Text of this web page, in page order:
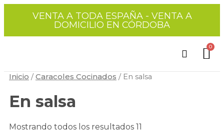
VENTA A TODA ESPAÑA - VENTA A
DOMICILIO EN CÓRDOBA
Inicio /Caracoles Cocinados / En salsa
En salsa
Mostrando todos los resultados 11